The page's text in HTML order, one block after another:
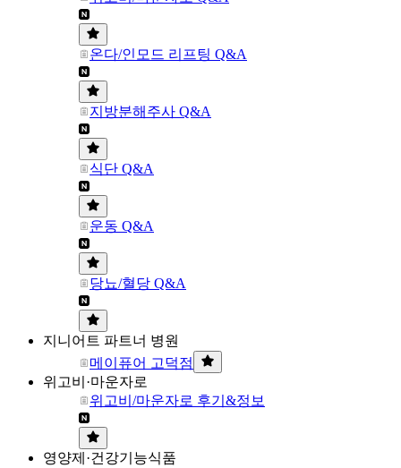
온다/인모드 리프팅 Q&A
지방분해주사 Q&A
식단 Q&A
운동 Q&A
당뇨/혈당 Q&A
지니어트 파트너 병원
메이퓨어 고덕점
위고비·마운자로
위고비/마운자로 후기&정보
영양제·건강기능식품